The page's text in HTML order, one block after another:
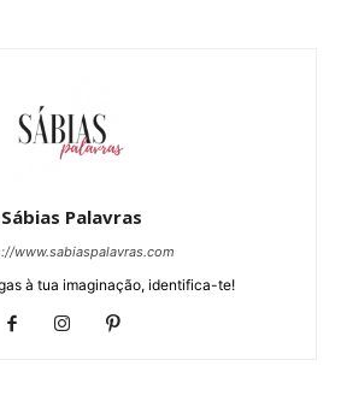
Sábias Palavras
www.sabiaspalavras.com
à tua imaginação, identifica-te!